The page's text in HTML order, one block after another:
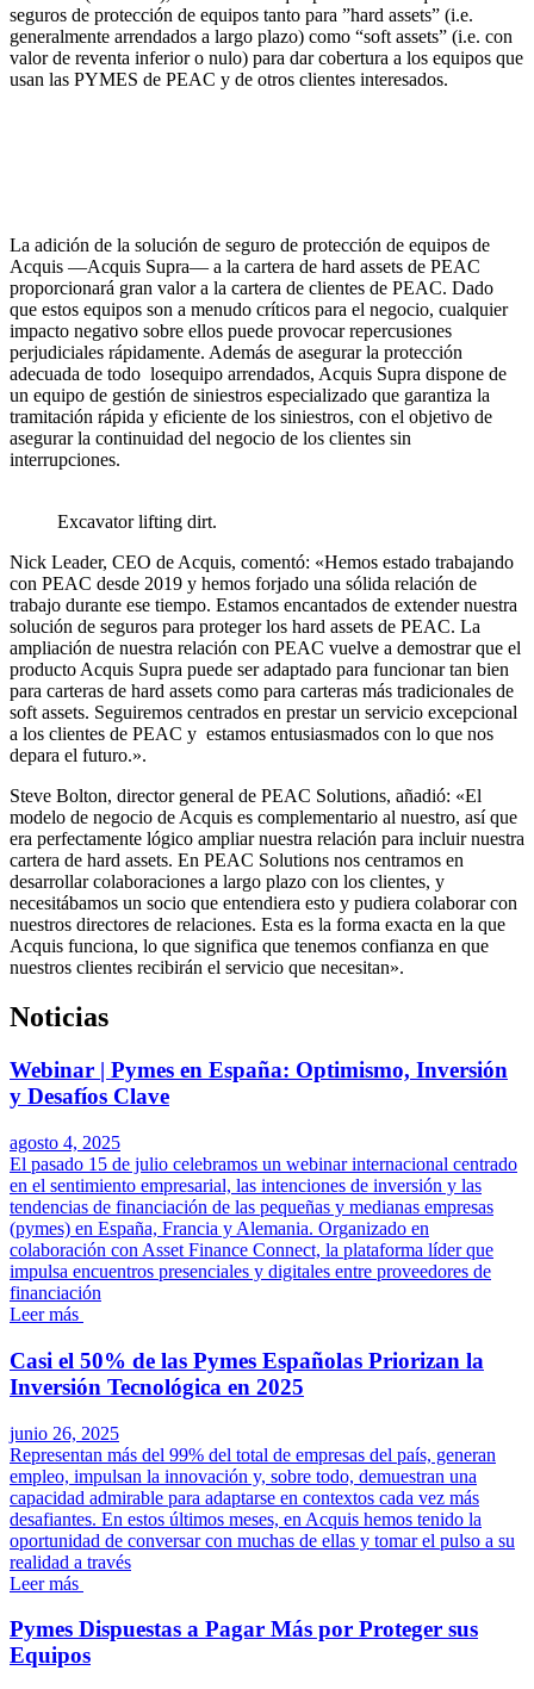
seguros de protección de equipos tanto para ”hard assets” (i.e.
generalmente arrendados a largo plazo) como “soft assets” (i.e. con
valor de reventa inferior o nulo) para dar cobertura a los equipos que
usan las PYMES de PEAC y de otros clientes interesados.
La adición de la solución de seguro de protección de equipos de
Acquis —Acquis Supra— a la cartera de hard assets de PEAC
proporcionará gran valor a la cartera de clientes de PEAC. Dado
que estos equipos son a menudo críticos para el negocio, cualquier
impacto negativo sobre ellos puede provocar repercusiones
perjudiciales rápidamente. Además de asegurar la protección
adecuada de todo losequipo arrendados, Acquis Supra dispone de
un equipo de gestión de siniestros especializado que garantiza la
tramitación rápida y eficiente de los siniestros, con el objetivo de
asegurar la continuidad del negocio de los clientes sin
interrupciones.
Excavator lifting dirt.
Nick Leader, CEO de Acquis, comentó: «Hemos estado trabajando
con PEAC desde 2019 y hemos forjado una sólida relación de
trabajo durante ese tiempo. Estamos encantados de extender nuestra
solución de seguros para proteger los hard assets de PEAC. La
ampliación de nuestra relación con PEAC vuelve a demostrar que el
producto Acquis Supra puede ser adaptado para funcionar tan bien
para carteras de hard assets como para carteras más tradicionales de
soft assets. Seguiremos centrados en prestar un servicio excepcional
a los clientes de PEAC y estamos entusiasmados con lo que nos
depara el futuro.».
Steve Bolton, director general de PEAC Solutions, añadió: «El
modelo de negocio de Acquis es complementario al nuestro, así que
era perfectamente lógico ampliar nuestra relación para incluir nuestra
cartera de hard assets. En PEAC Solutions nos centramos en
desarrollar colaboraciones a largo plazo con los clientes, y
necesitábamos un socio que entendiera esto y pudiera colaborar con
nuestros directores de relaciones. Esta es la forma exacta en la que
Acquis funciona, lo que significa que tenemos confianza en que
nuestros clientes recibirán el servicio que necesitan».
Noticias
Webinar | Pymes en España: Optimismo, Inversión
y Desafíos Clave
agosto 4, 2025
El pasado 15 de julio celebramos un webinar internacional centrado
en el sentimiento empresarial, las intenciones de inversión y las
tendencias de financiación de las pequeñas y medianas empresas
(pymes) en España, Francia y Alemania. Organizado en
colaboración con Asset Finance Connect, la plataforma líder que
impulsa encuentros presenciales y digitales entre proveedores de
financiación
Leer más
Casi el 50% de las Pymes Españolas Priorizan la
Inversión Tecnológica en 2025
junio 26, 2025
Representan más del 99% del total de empresas del país, generan
empleo, impulsan la innovación y, sobre todo, demuestran una
capacidad admirable para adaptarse en contextos cada vez más
desafiantes. En estos últimos meses, en Acquis hemos tenido la
oportunidad de conversar con muchas de ellas y tomar el pulso a su
realidad a través
Leer más
Pymes Dispuestas a Pagar Más por Proteger sus
Equipos